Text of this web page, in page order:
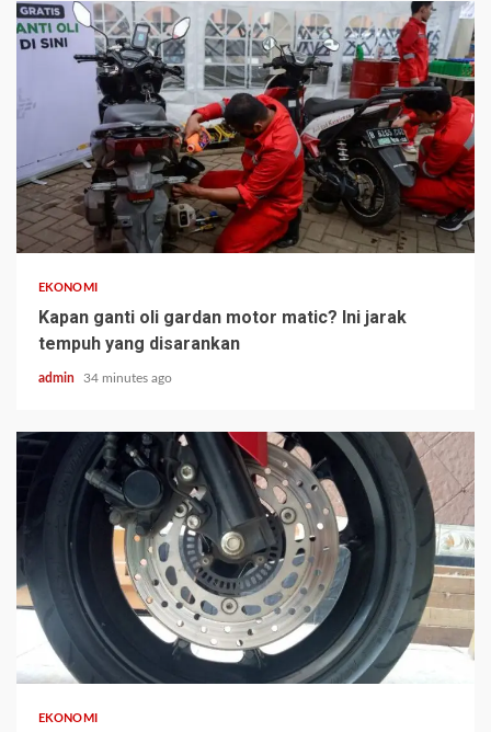
EKONOMI
Kapan ganti oli gardan motor matic? Ini jarak
tempuh yang disarankan
admin 34 minutes ago
EKONOMI